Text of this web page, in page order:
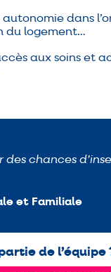
autonomie dans
du logement…
aux soins et
chances
et Familiale
de l’équipe